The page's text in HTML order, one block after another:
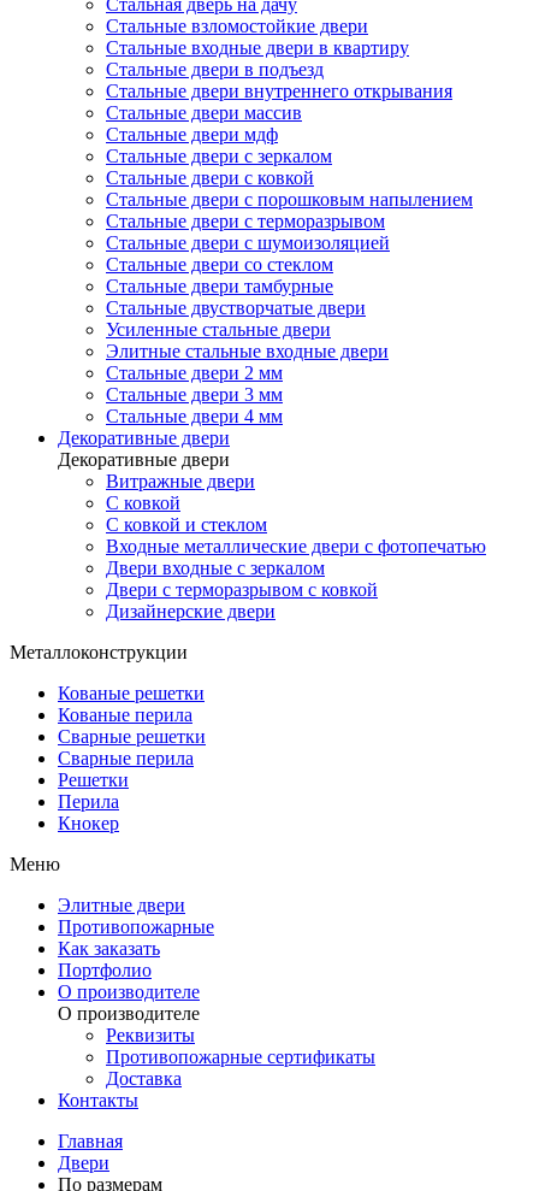
Стальная дверь на дачу
Стальные взломостойкие двери
Стальные входные двери в квартиру
Стальные двери в подъезд
Стальные двери внутреннего открывания
Стальные двери массив
Стальные двери мдф
Стальные двери с зеркалом
Стальные двери с ковкой
Стальные двери с порошковым напылением
Стальные двери с терморазрывом
Стальные двери с шумоизоляцией
Стальные двери со стеклом
Стальные двери тамбурные
Стальные двустворчатые двери
Усиленные стальные двери
Элитные стальные входные двери
Стальные двери 2 мм
Стальные двери 3 мм
Стальные двери 4 мм
Декоративные двери
Декоративные двери
Витражные двери
С ковкой
С ковкой и стеклом
Входные металлические двери с фотопечатью
Двери входные с зеркалом
Двери с терморазрывом с ковкой
Дизайнерские двери
Металлоконструкции
Кованые решетки
Кованые перила
Сварные решетки
Сварные перила
Решетки
Перила
Кнокер
Меню
Элитные двери
Противопожарные
Как заказать
Портфолио
О производителе
О производителе
Реквизиты
Противопожарные сертификаты
Доставка
Контакты
Главная
Двери
По размерам